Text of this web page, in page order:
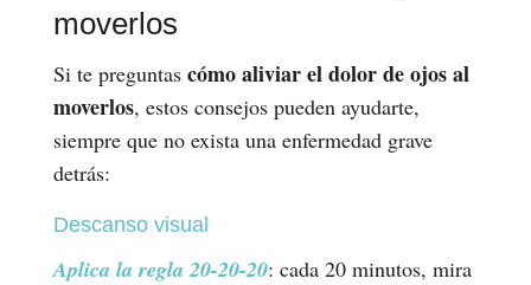
moverlos
Si te preguntas cómo aliviar el dolor de ojos al
moverlos, estos consejos pueden ayudarte,
siempre que no exista una enfermedad grave
detrás:
Descanso visual
Aplica la regla 20-20-20: cada 20 minutos, mira